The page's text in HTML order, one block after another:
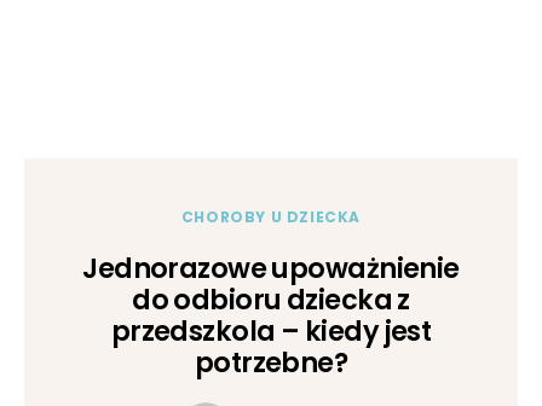
CHOROBY U DZIECKA
Jednorazowe upoważnienie
do odbioru dziecka z
przedszkola – kiedy jest
potrzebne?